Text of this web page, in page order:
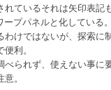
ているそれは矢印表記
プパネルと化している。
けではないが、探索に
利。
られず、使えない事に
。